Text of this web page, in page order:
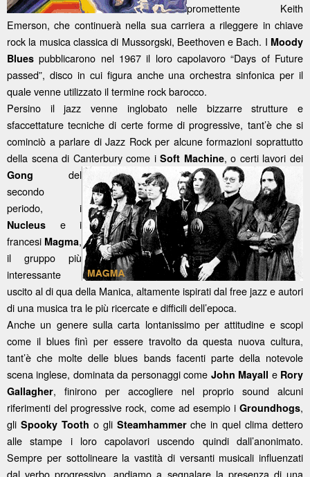
promettente Keith
Emerson, che continuerà nella sua carriera a rileggere in chiave
rock la musica classica di Mussorgski, Beethoven e Bach. I Moody
Blues pubblicarono nel 1967 il loro capolavoro “Days of Future
passed”, disco in cui figura anche una orchestra sinfonica per il
quale venne utilizzato il termine rock barocco.
Persino il jazz venne inglobato nelle bizzarre strutture e
sfaccettature tecniche di certe forme di progressive, tant’è che si
cominciò a parlare di Jazz Rock per alcune formazioni soprattutto
della scena di Canterbury come iSoft Machine, o certi lavori dei
Gong del
secondo
periodo, i
Nucleus e i
francesi Magma,
il gruppo più
interessante
uscito al di qua della Manica, altamente ispirati dal free jazz e autori
di una musica tra le più ricercate e difficili dell’epoca.
Anche un genere sulla carta lontanissimo per attitudine e scopi
come il blues finì per essere travolto da questa nuova cultura,
tant’è che molte delle blues bands facenti parte della notevole
scena inglese, dominata da personaggi come John Mayall e Rory
Gallagher, finirono per accogliere nel proprio sound alcuni
riferimenti del progressive rock, come ad esempio i Groundhogs,
gli Spooky Tooth o gli Steamhammerche in quel clima dettero
alle stampe i loro capolavori uscendo quindi dall’anonimato.
Sempre per sottolineare la vastità di versanti musicali influenzati